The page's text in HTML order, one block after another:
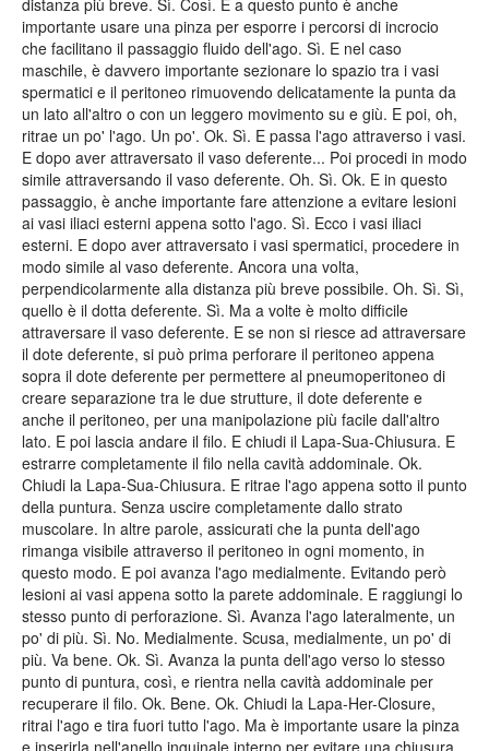
distanza più breve. Sì. Così. E a questo punto è anche
importante usare una pinza per esporre i percorsi di incrocio
che facilitano il passaggio fluido dell'ago. Sì. E nel caso
maschile, è davvero importante sezionare lo spazio tra i vasi
spermatici e il peritoneo rimuovendo delicatamente la punta da
un lato all'altro o con un leggero movimento su e giù. E poi, oh,
ritrae un po' l'ago. Un po'. Ok. Sì. E passa l'ago attraverso i vasi.
E dopo aver attraversato il vaso deferente... Poi procedi in modo
simile attraversando il vaso deferente. Oh. Sì. Ok. E in questo
passaggio, è anche importante fare attenzione a evitare lesioni
ai vasi iliaci esterni appena sotto l'ago. Sì. Ecco i vasi iliaci
esterni. E dopo aver attraversato i vasi spermatici, procedere in
modo simile al vaso deferente. Ancora una volta,
perpendicolarmente alla distanza più breve possibile. Oh. Sì. Sì,
quello è il dotta deferente. Sì. Ma a volte è molto difficile
attraversare il vaso deferente. E se non si riesce ad attraversare
il dote deferente, si può prima perforare il peritoneo appena
sopra il dote deferente per permettere al pneumoperitoneo di
creare separazione tra le due strutture, il dote deferente e
anche il peritoneo, per una manipolazione più facile dall'altro
lato. E poi lascia andare il filo. E chiudi il Lapa-Sua-Chiusura. E
estrarre completamente il filo nella cavità addominale. Ok.
Chiudi la Lapa-Sua-Chiusura. E ritrae l'ago appena sotto il punto
della puntura. Senza uscire completamente dallo strato
muscolare. In altre parole, assicurati che la punta dell'ago
rimanga visibile attraverso il peritoneo in ogni momento, in
questo modo. E poi avanza l'ago medialmente. Evitando però
lesioni ai vasi appena sotto la parete addominale. E raggiungi lo
stesso punto di perforazione. Sì. Avanza l'ago lateralmente, un
po' di più. Sì. No. Medialmente. Scusa, medialmente, un po' di
più. Va bene. Ok. Sì. Avanza la punta dell'ago verso lo stesso
punto di puntura, così, e rientra nella cavità addominale per
recuperare il filo. Ok. Bene. Ok. Chiudi la Lapa-Her-Closure,
ritrai l'ago e tira fuori tutto l'ago. Ma è importante usare la pinza
e inserirla nell'anello inguinale interno per evitare una chiusura